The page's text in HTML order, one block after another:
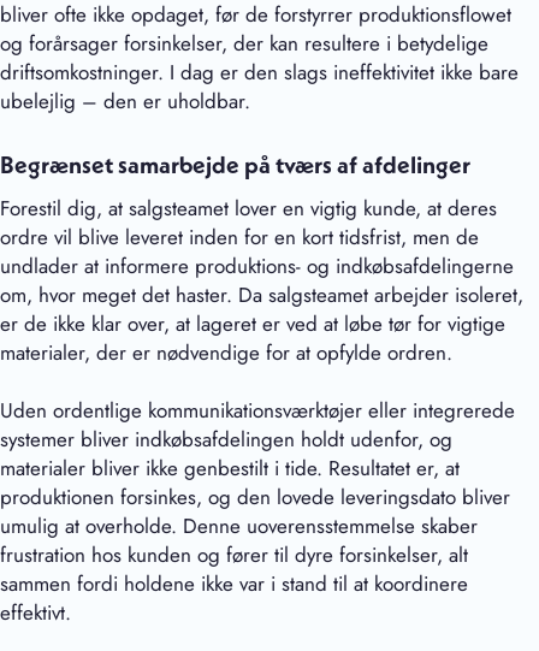
bliver ofte ikke opdaget, før de forstyrrer produktionsflowet
og forårsager forsinkelser, der kan resultere i betydelige
driftsomkostninger. I dag er den slags ineffektivitet ikke bare
ubelejlig – den er uholdbar.
Begrænset samarbejde på tværs af afdelinger
Forestil dig, at salgsteamet lover en vigtig kunde, at deres
ordre vil blive leveret inden for en kort tidsfrist, men de
undlader at informere produktions- og indkøbsafdelingerne
om, hvor meget det haster. Da salgsteamet arbejder isoleret,
er de ikke klar over, at lageret er ved at løbe tør for vigtige
materialer, der er nødvendige for at opfylde ordren.
Uden ordentlige kommunikationsværktøjer eller integrerede
systemer bliver indkøbsafdelingen holdt udenfor, og
materialer bliver ikke genbestilt i tide. Resultatet er, at
produktionen forsinkes, og den lovede leveringsdato bliver
umulig at overholde. Denne uoverensstemmelse skaber
frustration hos kunden og fører til dyre forsinkelser, alt
sammen fordi holdene ikke var i stand til at koordinere
effektivt.